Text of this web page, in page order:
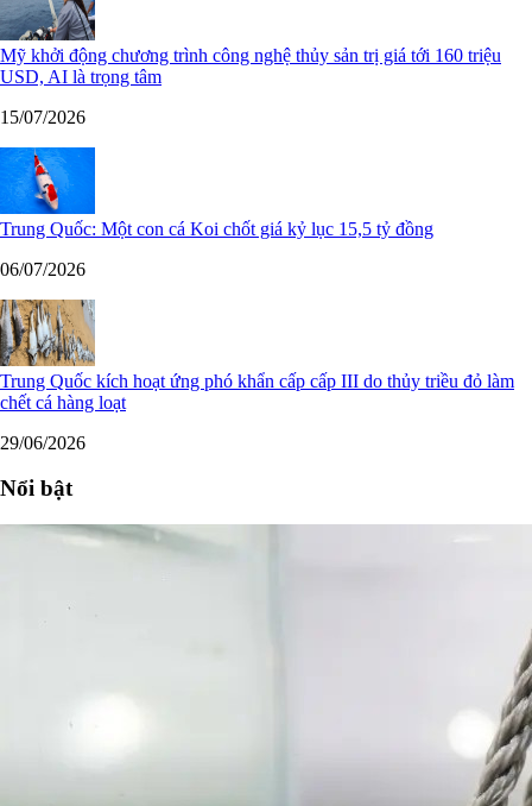
Mỹ khởi động chương trình công nghệ thủy sản trị giá tới 160 triệu
USD, AI là trọng tâm
15/07/2026
Trung Quốc: Một con cá Koi chốt giá kỷ lục 15,5 tỷ đồng
06/07/2026
Trung Quốc kích hoạt ứng phó khẩn cấp cấp III do thủy triều đỏ làm
chết cá hàng loạt
29/06/2026
Nổi bật